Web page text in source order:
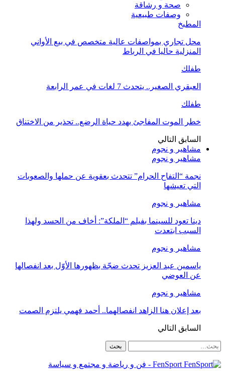
صحة و رشاقة
وصفات طبيعية
المطبخ
محل تجاري بمواصفات عالية متخصص في بيع الأواني
المنزلية حاليا في الرباط
طفلك
العبقري الصغير.. يتحدث 7 لغات في عمر الرابعة
طفلك
خطر الموت المفاجئ يهدد حياة الرضع.. تحذير من الاختناق
السابق التالي
مشاهير و نجوم
مشاهير و نجوم
نجمة “التفاح الحرام” تتحدث بعقوية عن حملها والصعوبات
التي تعيشها
مشاهير و نجوم
دينا تعود للسينما بفيلم “الملكة”: أخاف من الحسد ولهذا
السبب ابتعدت
مشاهير و نجوم
ياسمين عبد العزيز تحدث ضجّة بظهورها الأوّل بعد انفصالها
عن العوضي
مشاهير و نجوم
بعد إعلان هنا الزاهد انفصالهما.. أحمد فهمي يلتزم الصمت
السابق التالي
FenSport - فن و رياضة و مجتمع و سياسة